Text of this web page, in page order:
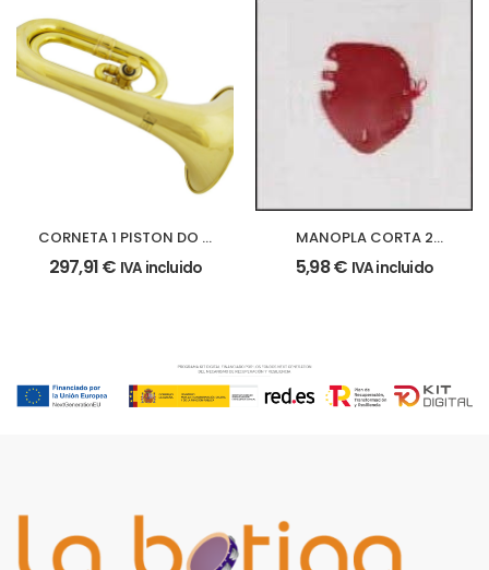
CORNETA 1 PISTON DO a
RE b
297,91€ IVA incluido
MANOPLA CORTA 2
PISTONES roja
5,98€ IVA incluido